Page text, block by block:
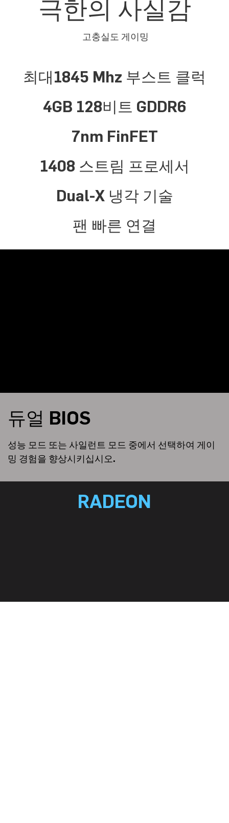
극한의 사실감
고충실도 게이밍
최대1845 Mhz 부스트 클럭
4GB 128비트 GDDR6
7nm FinFET
1408 스트림 프로세서
Dual-X 냉각 기술
팬 빠른 연결
듀얼 BIOS
성능 모드 또는 사일런트 모드 중에서 선택하여 게이
밍 경험을 향상시키십시오.
RADEON